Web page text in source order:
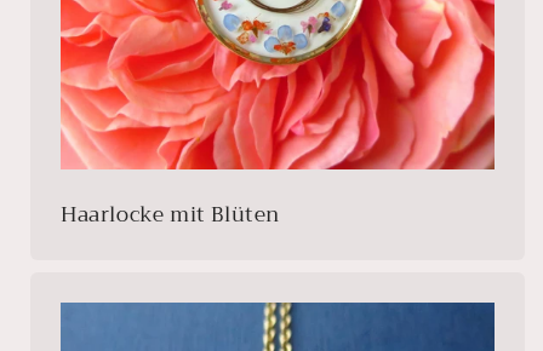
Haarlocke mit Blüten